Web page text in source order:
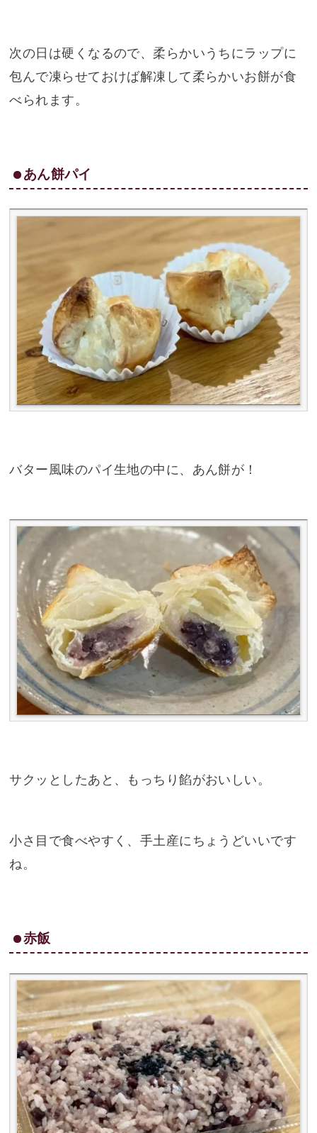
次の日は硬くなるので、柔らかいうちにラップに
包んで凍らせておけば解凍して柔らかいお餅が食
べられます。
あん餅パイ
バター風味のパイ生地の中に、あん餅が！
サクッとしたあと、もっちり餡がおいしい。
小さ目で食べやすく、手土産にちょうどいいです
ね。
赤飯